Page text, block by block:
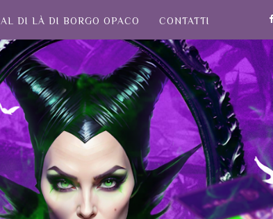
AL DI LÀ DI BORGO OPACO CONTATTI